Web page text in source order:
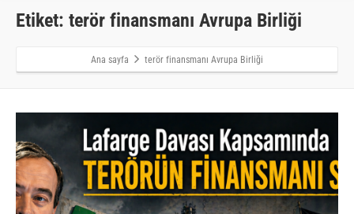
Etiket: terör finansmanı Avrupa Birliği
Ana sayfa terör finansmanı Avrupa Birliği